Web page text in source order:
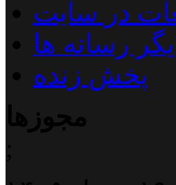
در سایت
رسانه ها
پخش زنده
مجوزها
;